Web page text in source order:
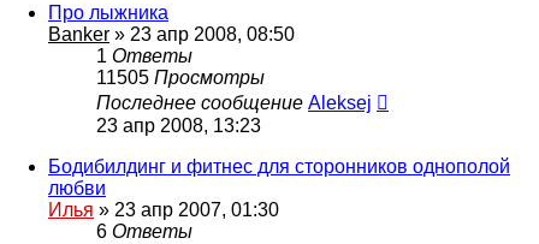
Про лыжника
Banker » 23 апр 2008, 08:50
1 Ответы
11505 Просмотры
Последнее сообщение Aleksej
23 апр 2008, 13:23
Бодибилдинг и фитнес для сторонников однополой
любви
Илья » 23 апр 2007, 01:30
6 Ответы